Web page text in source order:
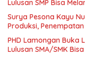
Lulusan SMP Bisa
Surya Pesona Kayu
Produksi,
PHD Lamongan Buka
Lulusan SMA/SMK